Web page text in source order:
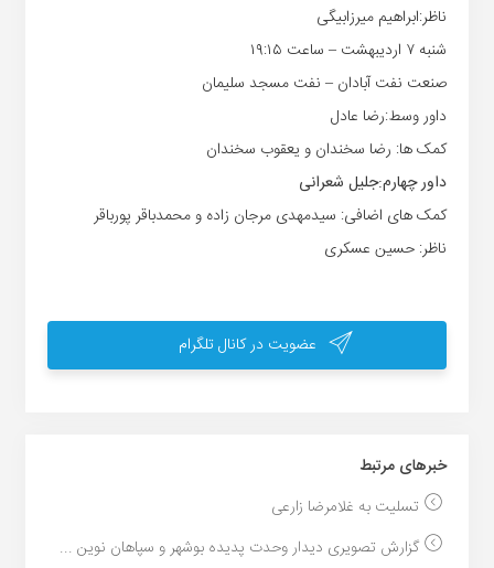
ناظر:ابراهیم میرزابیگی
شنبه ۷ اردیبهشت – ساعت ۱۹:۱۵
صنعت نفت آبادان – نفت مسجد سلیمان
داور وسط:رضا عادل
کمک ها: رضا سخندان و یعقوب سخندان
داور چهارم:جلیل شعرانی
کمک های اضافی: سیدمهدی مرجان زاده و محمدباقر پورباقر
ناظر: حسین عسکری
عضویت در کانال تلگرام
خبر‌های مرتبط
تسلیت به غلامرضا زارعی
گزارش تصویری دیدار وحدت پدیده بوشهر و سپاهان نوین ...